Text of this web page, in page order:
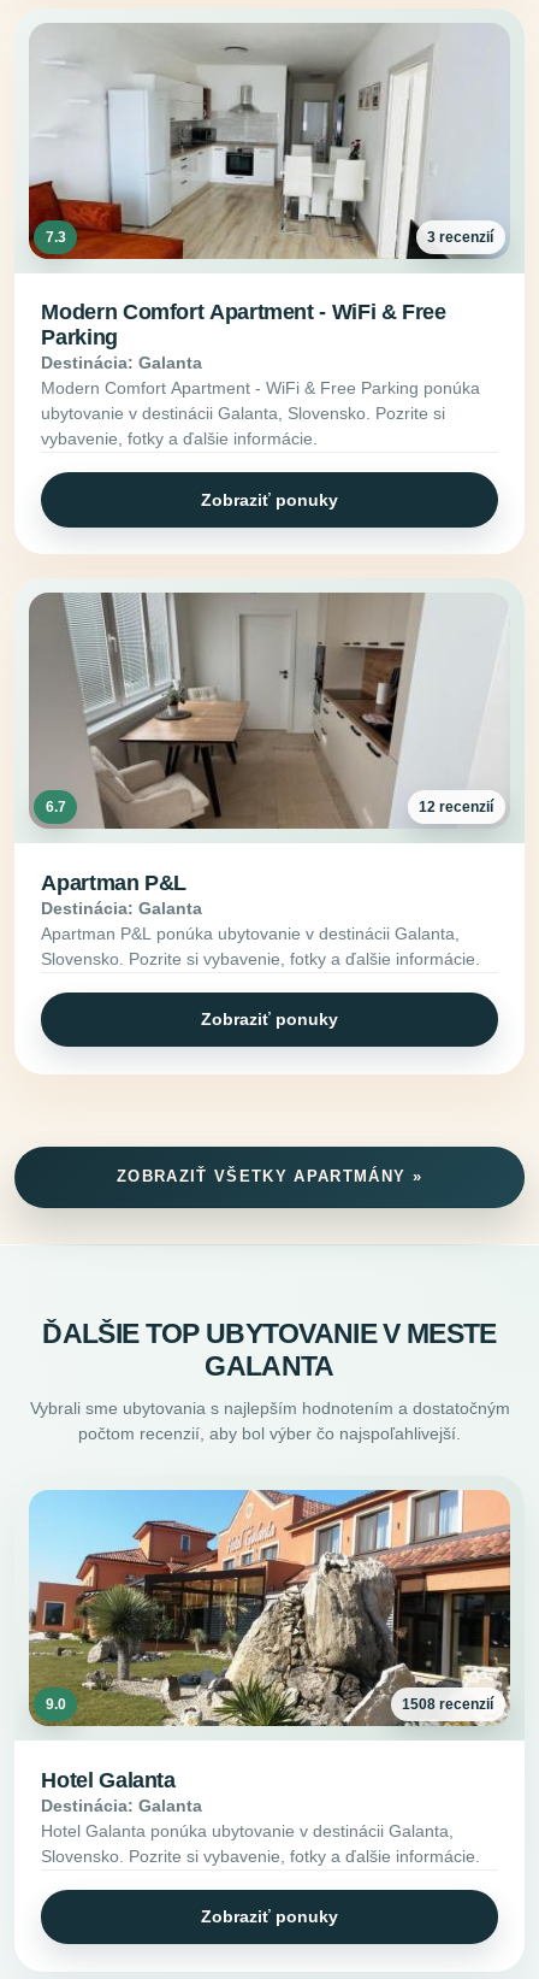
7.3 3 recenzií
Modern Comfort Apartment - WiFi & Free
Parking
Destinácia: Galanta
Modern Comfort Apartment - WiFi & Free Parking ponúka
ubytovanie v destinácii Galanta, Slovensko. Pozrite si
vybavenie, fotky a ďalšie informácie.
Zobraziť ponuky
6.7 12 recenzií
Apartman P&L
Destinácia: Galanta
Apartman P&L ponúka ubytovanie v destinácii Galanta,
Slovensko. Pozrite si vybavenie, fotky a ďalšie informácie.
Zobraziť ponuky
ZOBRAZIŤ VŠETKY APARTMÁNY »
ĎALŠIE TOP UBYTOVANIE V MESTE
GALANTA
Vybrali sme ubytovania s najlepším hodnotením a dostatočným
počtom recenzií, aby bol výber čo najspoľahlivejší.
9.0 1508 recenzií
Hotel Galanta
Destinácia: Galanta
Hotel Galanta ponúka ubytovanie v destinácii Galanta,
Slovensko. Pozrite si vybavenie, fotky a ďalšie informácie.
Zobraziť ponuky